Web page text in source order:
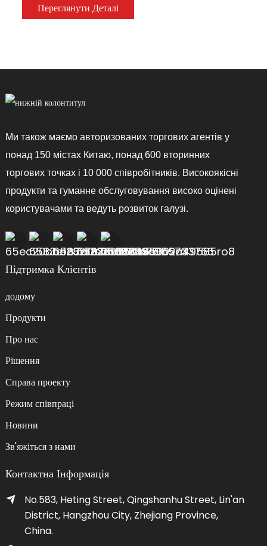
Переглянути Деталі
Ми також маємо авторизованих торгових агентів у
понад 150 містах Китаю, понад 600 вторинних
торгових точках і 10 000 співробітників. Високоякісні
продукти та гуманне обслуговування високо оцінені
користувачами та ведуть розвиток галузі.
Підтримка Клієнтів
додому
Продукти
Про нас
Рішення
Справа проекту
Режим співпраці
Новини
Зв'яжіться з нами
Контактна Інформація
No.583, Heting Street, Qingshanhu Street, Lin'an
District, Hangzhou City, Zhejiang Province,
China.